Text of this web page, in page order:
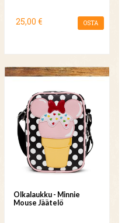
25,00 € OSTA
Olkalaukku - Minnie
Mouse Jäätelö